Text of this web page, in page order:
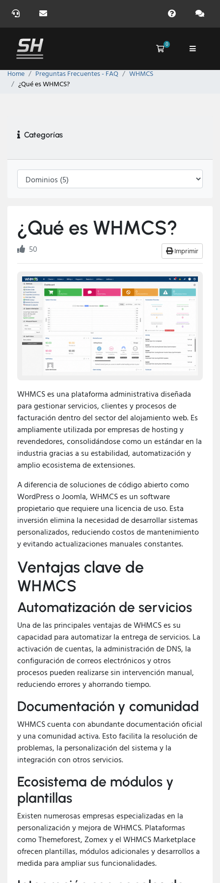
0
Carro de Pedidos
Home Preguntas Frecuentes - FAQ
WHMCS
¿Qué es WHMCS?
Categorías
¿Qué es WHMCS?
Imprimir
50
WHMCS es una plataforma administrativa diseñada
para gestionar servicios, clientes y procesos de
facturación dentro del sector del alojamiento web. Es
ampliamente utilizada por empresas de hosting y
revendedores, consolidándose como un estándar en la
industria gracias a su estabilidad, automatización y
amplio ecosistema de extensiones.
A diferencia de soluciones de código abierto como
WordPress o Joomla, WHMCS es un software
propietario que requiere una licencia de uso. Esta
inversión elimina la necesidad de desarrollar sistemas
personalizados, reduciendo costos de mantenimiento
y evitando actualizaciones manuales constantes.
Ventajas clave de
WHMCS
Automatización de servicios
Una de las principales ventajas de WHMCS es su
capacidad para automatizar la entrega de servicios. La
activación de cuentas, la administración de DNS, la
configuración de correos electrónicos y otros
procesos pueden realizarse sin intervención manual,
reduciendo errores y ahorrando tiempo.
Documentación y comunidad
WHMCS cuenta con abundante documentación oficial
y una comunidad activa. Esto facilita la resolución de
problemas, la personalización del sistema y la
integración con otros servicios.
Ecosistema de módulos y
plantillas
Existen numerosas empresas especializadas en la
personalización y mejora de WHMCS. Plataformas
como Themeforest, Zomex y el WHMCS Marketplace
ofrecen plantillas, módulos adicionales y desarrollos a
medida para ampliar sus funcionalidades.